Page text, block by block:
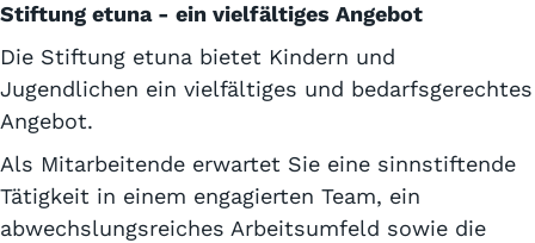
Stiftung etuna - ein vielfältiges Angebot
Die Stiftung etuna bietet Kindern und
Jugendlichen ein vielfältiges und bedarfsgerechtes
Angebot.
Als Mitarbeitende erwartet Sie eine sinnstiftende
Tätigkeit in einem engagierten Team, ein
abwechslungsreiches Arbeitsumfeld sowie die